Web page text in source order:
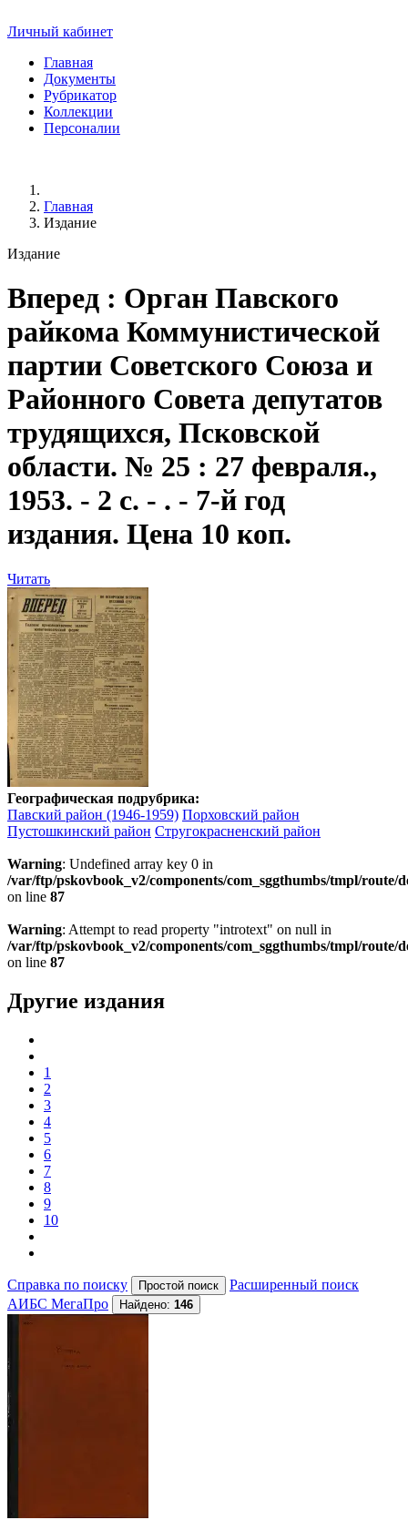
Личный кабинет
Главная
Документы
Рубрикатор
Коллекции
Персоналии
Главная
Издание
Издание
Вперед : Орган Павского
райкома Коммунистической
партии Советского Союза и
Районного Совета депутатов
трудящихся, Псковской
области. № 25 : 27 февраля.,
1953. - 2 с. - . - 7-й год
издания. Цена 10 коп.
Читать
Географическая подрубрика:
Павский район (1946-1959) Порховский район
Пустошкинский район Стругокрасненский район
Warning: Undefined array key 0 in
/var/ftp/pskovbook_v2/components/com_sggthumbs/tmpl/route/
on line 87
Warning: Attempt to read property "introtext" on null in
/var/ftp/pskovbook_v2/components/com_sggthumbs/tmpl/route/
on line 87
Другие издания
1
2
3
4
5
6
7
8
9
10
Справка по поиску
Расширенный поиск
АИБС МегаПро
Найдено: 146